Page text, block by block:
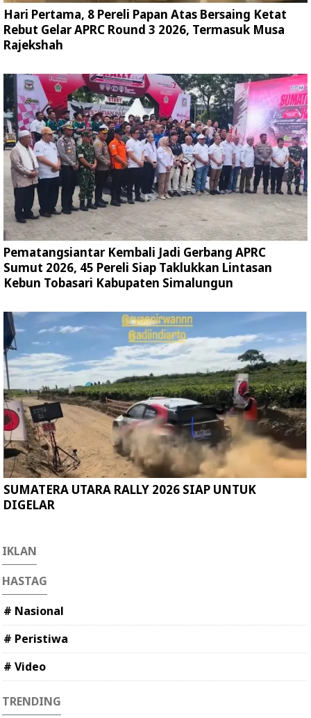
Hari Pertama, 8 Pereli Papan Atas Bersaing Ketat
Rebut Gelar APRC Round 3 2026, Termasuk Musa
Rajekshah
Pematangsiantar Kembali Jadi Gerbang APRC
Sumut 2026, 45 Pereli Siap Taklukkan Lintasan
Kebun Tobasari Kabupaten Simalungun
SUMATERA UTARA RALLY 2026 SIAP UNTUK
DIGELAR
IKLAN
HASTAG
# Nasional
# Peristiwa
# Video
TRENDING